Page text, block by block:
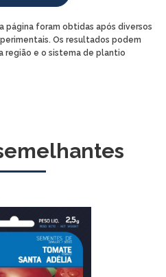
página foram obtidas após diversos
Os resultados podem
região e o sistema de plantio